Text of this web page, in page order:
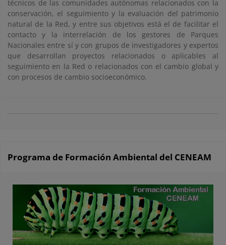
técnicos de las comunidades autónomas relacionados con la
conservación, el seguimiento y la evaluación del patrimonio
natural de la Red, y entre sus objetivos está el de facilitar el
contacto y la interrelación de los gestores de Parques
Nacionales entre sí y con grupos de investigadores y expertos
que desarrollan proyectos relacionados o aplicables al
seguimiento en la Red o relacionados con el cambio global y
con procesos de cambio socioeconómico.
Programa de Formación Ambiental del CENEAM